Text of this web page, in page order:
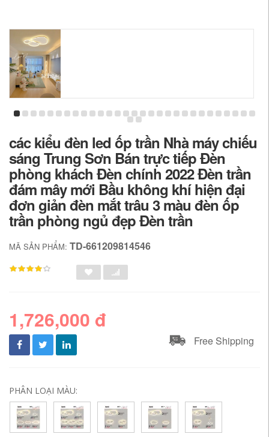
các kiểu đèn led ốp trần Nhà máy chiếu
sáng Trung Sơn Bán trực tiếp Đèn
phòng khách Đèn chính 2022 Đèn trần
đám mây mới Bầu không khí hiện đại
đơn giản đèn mắt trâu 3 màu đèn ốp
trần phòng ngủ đẹp Đèn trần
MÃ SẢN PHẨM: TD-661209814546
1,726,000 đ
Free Shipping
PHÂN LOẠI MÀU: